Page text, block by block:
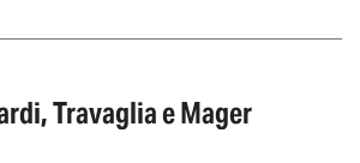
Travaglia e Mager